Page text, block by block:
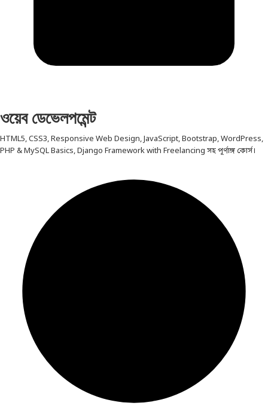
ওয়েব ডেভেলপমেন্ট
HTML5, CSS3, Responsive Web Design, JavaScript, Bootstrap, WordPress,
PHP & MySQL Basics, Django Framework with Freelancing সহ পূর্ণাঙ্গ কোর্স।